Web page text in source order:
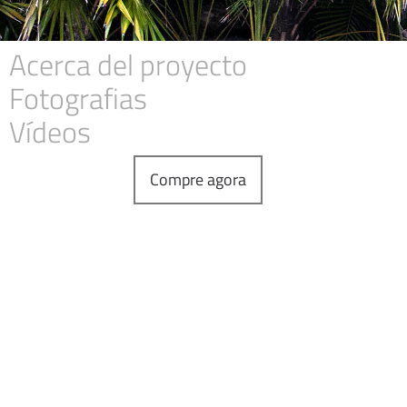
Acerca del proyecto
Fotografias
Vídeos
Compre agora